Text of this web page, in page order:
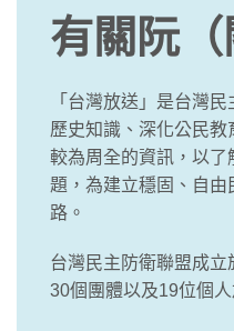
有關阮（
「台灣放送」是台灣
歷史知識、深化公民
較為周全的資訊，以了
題，為建立穩固、自
路。
台灣民主防衛聯盟成
30個團體以及19位個人